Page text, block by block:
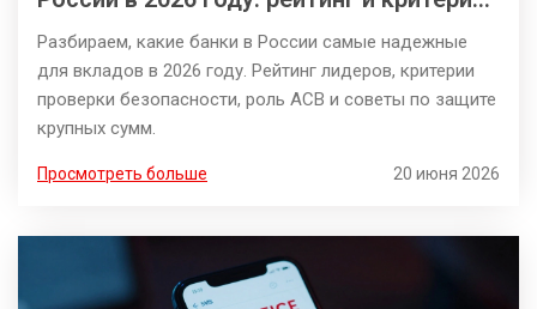
выбора
Разбираем, какие банки в России самые надежные
для вкладов в 2026 году. Рейтинг лидеров, критерии
проверки безопасности, роль АСВ и советы по защите
крупных сумм.
Просмотреть больше 20 июня 2026